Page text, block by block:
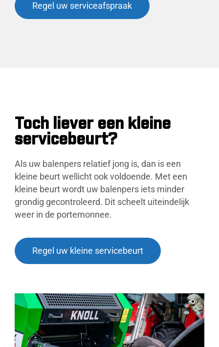
Regel uw serviceafspraak
Toch liever een kleine
servicebeurt?
Als uw balenpers relatief jong is, dan is een
kleine beurt wellicht ook voldoende. Met een
kleine beurt wordt uw balenpers iets minder
grondig gecontroleerd. Dit scheelt uiteindelijk
weer in de portemonnee.
Regel uw kleine servicebeurt